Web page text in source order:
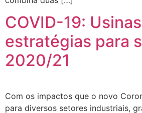
COVID-19:
estratégias para
2020/21
Com os impactos que o novo
para diversos setores industriais,